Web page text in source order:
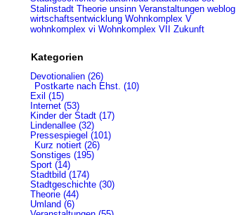
Stalinstadt Theorie unsinn Veranstaltungen weblog
wirtschaftsentwicklung Wohnkomplex V
wohnkomplex vi Wohnkomplex VII Zukunft
Kategorien
Devotionalien (26)
Postkarte nach Ehst. (10)
Exil (15)
Internet (53)
Kinder der Stadt (17)
Lindenallee (32)
Pressespiegel (101)
Kurz notiert (26)
Sonstiges (195)
Sport (14)
Stadtbild (174)
Stadtgeschichte (30)
Theorie (44)
Umland (6)